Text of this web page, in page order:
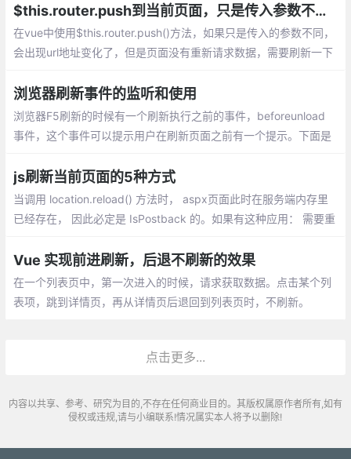
$this.router.push到当前页面，只是传入参数不同，页面不刷新的问题解决
在vue中使用$this.router.push()方法，如果只是传入的参数不同，
会出现url地址变化了，但是页面没有重新请求数据，需要刷新一下
浏览器刷新事件的监听和使用
浏览器F5刷新的时候有一个刷新执行之前的事件，beforeunload
事件，这个事件可以提示用户在刷新页面之前有一个提示。下面是
js刷新当前页面的5种方式
当调用 location.reload() 方法时， aspx页面此时在服务端内存里
已经存在， 因此必定是 IsPostback 的。如果有这种应用： 需要重
是 Not IsPostback 的
Vue 实现前进刷新，后退不刷新的效果
在一个列表页中，第一次进入的时候，请求获取数据。点击某个列
表项，跳到详情页，再从详情页后退回到列表页时，不刷新。
点击更多...
内容以共享、参考、研究为目的,不存在任何商业目的。其版权属原作者所有,如有
侵权或违规,请与小编联系!情况属实本人将予以删除!